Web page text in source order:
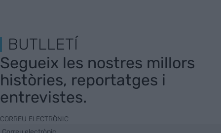
BUTLLETÍ
Segueix les nostres millors
històries, reportatges i
entrevistes.
CORREU ELECTRÒNIC